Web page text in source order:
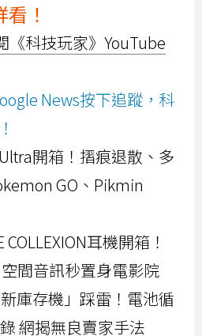
！
《科技玩家》YouTube
News按下追蹤，科
開箱！摺痕退散、多
GO、Pikmin
耳機開箱！
間音訊秒置身電影院
庫存機」踩雷！電池循
網揭無良賣家手法